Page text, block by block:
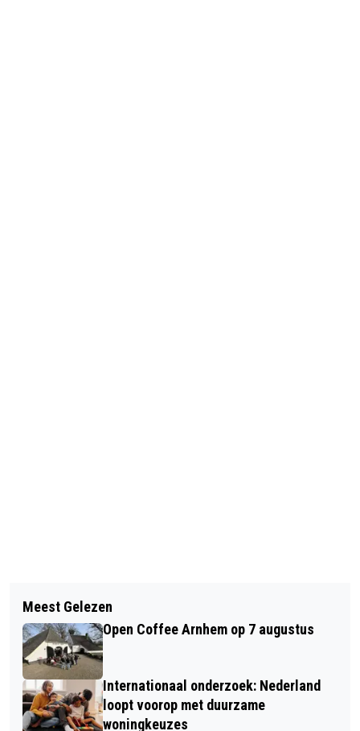
GEMEENTE OP KOERS MET CO2-
REDUCTIE
NEDERLANDER BANG VOOR RATTEN
EN KAKKERLAKKEN
Meest Gelezen
Open Coffee Arnhem op 7 augustus
Internationaal onderzoek: Nederland
loopt voorop met duurzame
woningkeuzes